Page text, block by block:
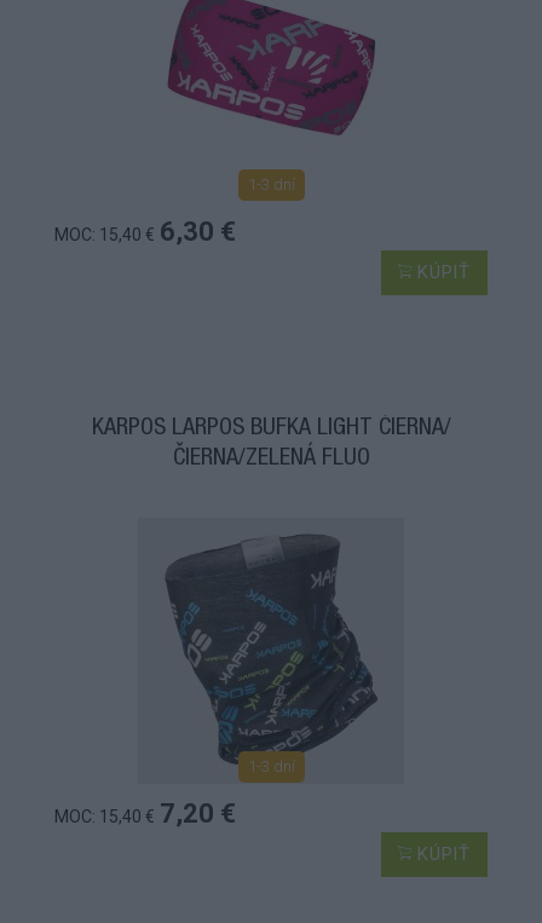
1-3 dní
MOC: 15,40 € 6,30 €
KÚPIŤ
KARPOS LARPOS BUFKA LIGHT ČIERNA/
ČIERNA/ZELENÁ FLUO
1-3 dní
MOC: 15,40 € 7,20 €
KÚPIŤ